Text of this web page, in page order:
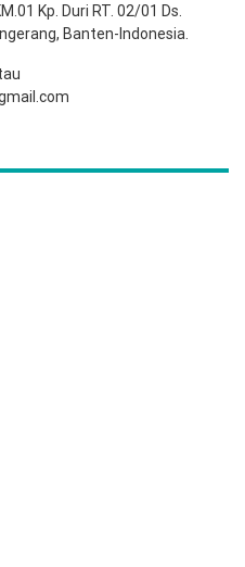
Kp. Duri RT. 02/01 Ds.
Banten-Indonesia.